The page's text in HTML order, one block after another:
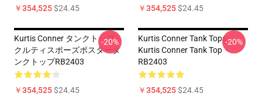
￥354,525$24.45 ￥354,525$24.45
Kurtis Conner タンクトップ -
クルティスポーズポスタータ
ンクトップRB2403
￥354,525$24.45
-20%
Kurtis Conner Tank Tops -
Kurtis Conner Tank Top
RB2403
￥354,525$24.45
-20%